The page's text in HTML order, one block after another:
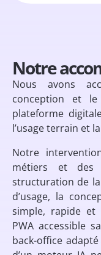
Notre
Nous avons
conception et
plateforme
l’usage terrain et
Notre
métiers et des
structuration de la
d’usage, la
simple, rapide et
PWA accessible
back-office